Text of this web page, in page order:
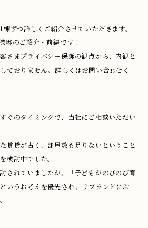
ずつ詳しくご紹介させていただきます。
邸のご紹介・前編です！
さまプライバシー保護の観点から、内観と
ておりません。詳しくはお問い合わせく
ぐのタイミングで、当社にご相談いただい
賃貸が古く、部屋数も足りないということ
検討中でした。
されていましたが、「子どもがのびのび育
いうお考えを優先され、リブランドにお